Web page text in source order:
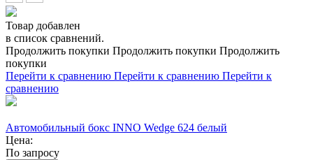
Товар добавлен
в список сравнений.
Продолжить покупки Продолжить покупки Продолжить
покупки
Перейти к сравнению Перейти к сравнению Перейти к
сравнению
Автомобильный бокс INNO Wedge 624 белый
Цена:
По запросу